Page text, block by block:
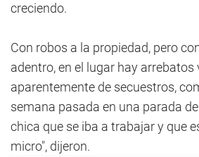
creciendo.
Con robos a la propiedad, pero
adentro, en el lugar hay
aparentemente de secuestros,
semana pasada en una parada
chica que se iba a trabajar y que
micro", dijeron.